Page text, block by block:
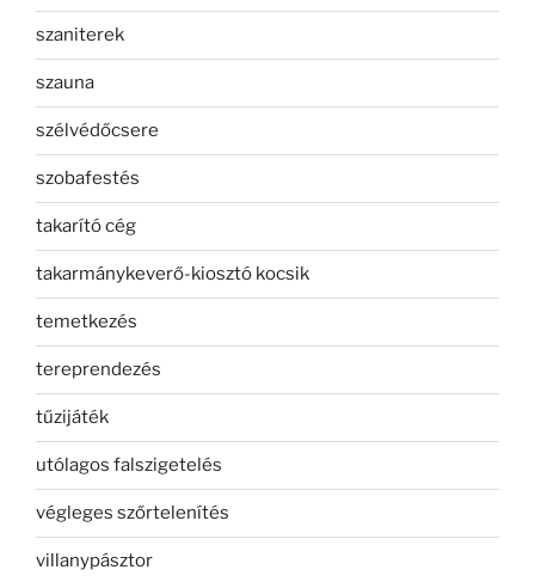
szaniterek
szauna
szélvédőcsere
szobafestés
takarító cég
takarmánykeverő-kiosztó kocsik
temetkezés
tereprendezés
tűzijáték
utólagos falszigetelés
végleges szőrtelenítés
villanypásztor